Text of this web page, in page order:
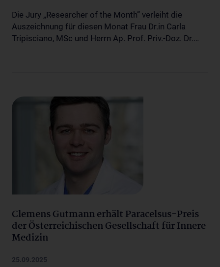
Die Jury „Researcher of the Month” verleiht die
Auszeichnung für diesen Monat Frau Dr.in Carla
Tripisciano, MSc und Herrn Ap. Prof. Priv.-Doz. Dr.…
Clemens Gutmann erhält Paracelsus-Preis
der Österreichischen Gesellschaft für Innere
Medizin
25.09.2025